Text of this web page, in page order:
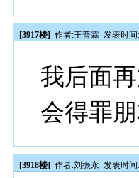
[3917楼] 作者:王普霖 发表时间
我后面
会得罪
[3918楼] 作者:刘振永 发表时间